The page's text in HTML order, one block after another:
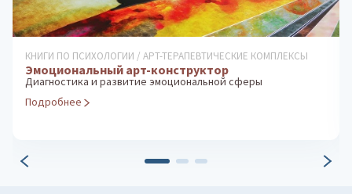
ПРОФОРИЕНТАЦИОННЫЕ СИСТЕМЫ
Методика «Ориентир». Групповое тестирование
Экспресс-диагностика профессиональных склонностей
Подробнее